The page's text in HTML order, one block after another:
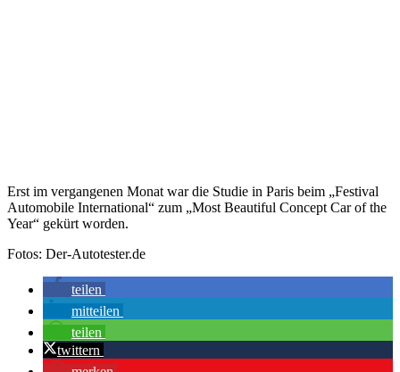
Erst im vergangenen Monat war die Studie in Paris beim „Festival
Automobile International“ zum „Most Beautiful Concept Car of the
Year“ gekürt worden.
Fotos: Der-Autotester.de
teilen
mitteilen
teilen
twittern